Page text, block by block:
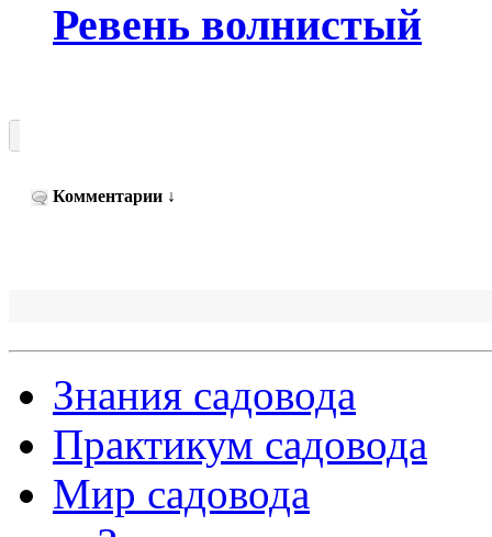
Ревень волнистый
Комментарии ↓
Знания садовода
Практикум садовода
Мир садовода